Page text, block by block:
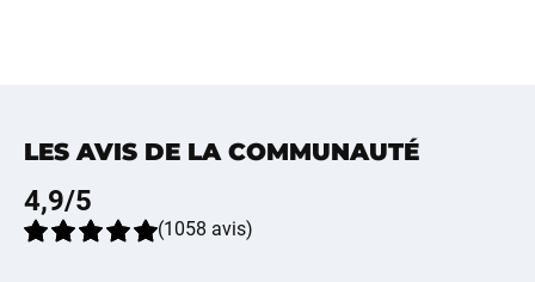
LES AVIS DE LA COMMUNAUTÉ
4,9/5
(1058 avis)